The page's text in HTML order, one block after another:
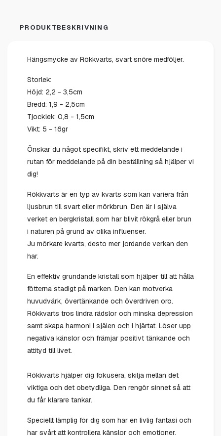
PRODUKTBESKRIVNING
Hängsmycke av Rökkvarts, svart snöre medföljer.
Storlek:
Höjd: 2,2 - 3,5cm
Bredd: 1,9 - 2,5cm
Tjocklek: 0,8 - 1,5cm
Vikt: 5 - 16gr
Önskar du något specifikt, skriv ett meddelande i
rutan för meddelande på din beställning så hjälper vi
dig!
Rökkvarts är en typ av kvarts som kan variera från
ljusbrun till svart eller mörkbrun. Den är i själva
verket en bergkristall som har blivit rökgrå eller brun
i naturen på grund av olika influenser.
Ju mörkare kvarts, desto mer jordande verkan den
har.
En effektiv grundande kristall som hjälper till att hålla
fötterna stadigt på marken. Den kan motverka
huvudvärk, övertänkande och överdriven oro.
Rökkvarts tros lindra rädslor och minska depression
samt skapa harmoni i själen och i hjärtat. Löser upp
negativa känslor och främjar positivt tänkande och
attityd till livet.
Rökkvarts hjälper dig fokusera, skilja mellan det
viktiga och det obetydliga. Den rengör sinnet så att
du får klarare tankar.
Speciellt lämplig för dig som har en livlig fantasi och
har svårt att kontrollera känslor och emotioner.